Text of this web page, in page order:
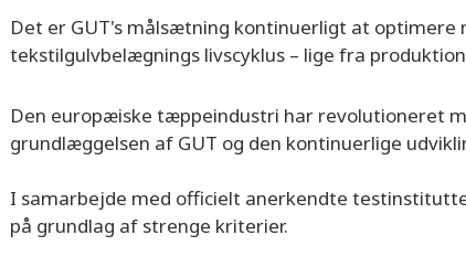
Det er GUT's målsætning kontinuerligt at optimere
tekstilgulvbelægnings livscyklus – lige fra
Den europæiske tæppeindustri har revolutioneret
grundlæggelsen af GUT og den kontinuerlige
I samarbejde med officielt anerkendte
på grundlag af strenge kriterier.